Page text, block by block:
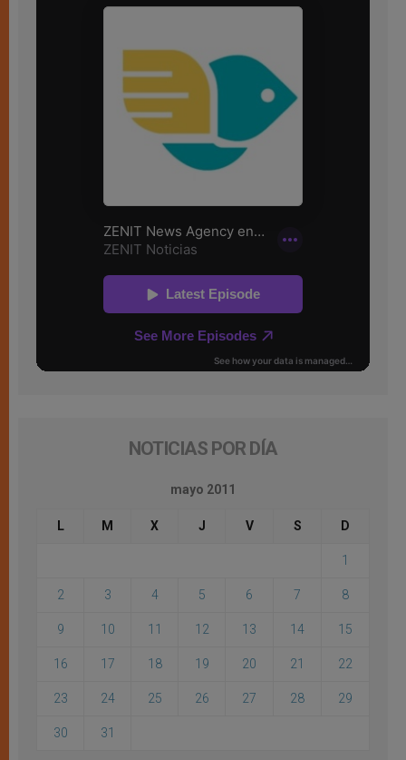
NOTICIAS POR DÍA
mayo 2011
L M X J V S D
1
2 3 4 5 6 7 8
9 10 11 12 13 14 15
16 17 18 19 20 21 22
23 24 25 26 27 28 29
30 31